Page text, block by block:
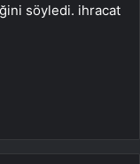
söyledi. ihracat